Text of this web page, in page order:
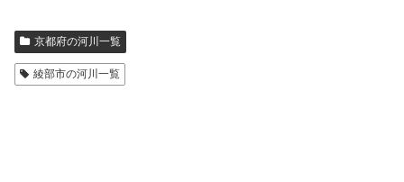
京都府の河川一覧
綾部市の河川一覧